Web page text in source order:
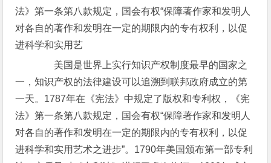
法》第一条第八款规定，国会有权“保障著作家和发明人
对各自的著作和发明在一定的期限内的专有权利，以促
进科学和实用艺
美国是世界上实行知识产权制度最早的国家之
一，知识产权的法律建设可以追溯到联邦政府成立的第
一天。1787年在《宪法》中规定了版权和专利权，《宪
法》第一条第八款规定，国会有权“保障著作家和发明人
对各自的著作和发明在一定的期限内的专有权利，以促
进科学和实用艺术之进步”。1790年美国颁布第一部专利